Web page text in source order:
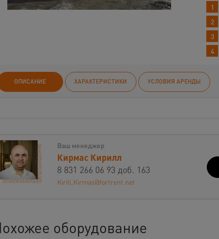
ОПИСАНИЕ ХАРАКТЕРИСТИКИ УСЛОВИЯ АРЕНДЫ
Ваш менеджер
Кирмас Кирилл
8 831 266 06 93 доб. 163
Kirill.Kirmas@fortrent.net
оборудование